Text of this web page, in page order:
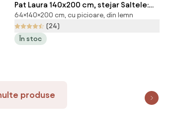
Pat Laura 140x200 cm, stejar Saltele:
Fara saltea, Somiera pat: Cu lamele
drepte
64×140×200 cm, cu picioare, din lemn
(24)
În stoc
produse